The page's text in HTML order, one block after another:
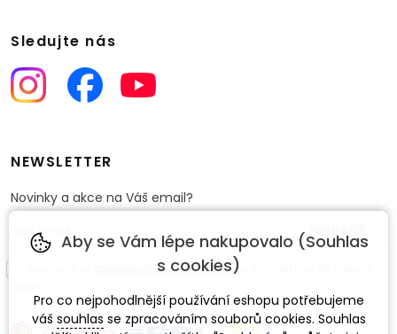
Sledujte nás
NEWSLETTER
Novinky a akce na Váš email?
zpracováním osobních údajůpro účely zasílání obchodního
Aby se Vám lépe nakupovalo (Souhlas
s cookies)
Pro co nejpohodlnější používání eshopu potřebujeme
váš souhlas se zpracováním souborů cookies. Souhlas